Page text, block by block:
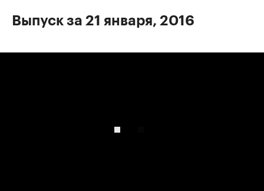
Выпуск за 21 января, 2016